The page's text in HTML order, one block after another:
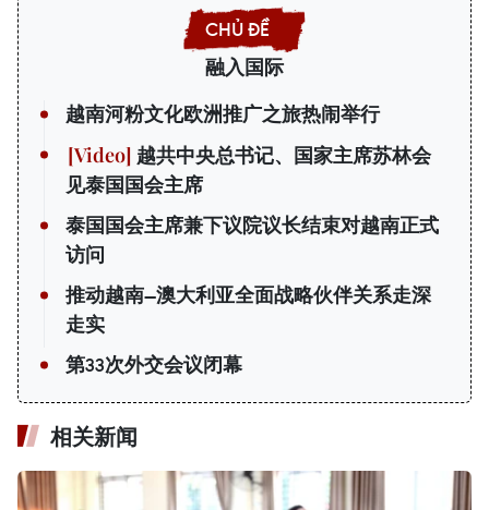
融入国际
越南河粉文化欧洲推广之旅热闹举行
越共中央总书记、国家主席苏林会
见泰国国会主席
泰国国会主席兼下议院议长结束对越南正式
访问
推动越南—澳大利亚全面战略伙伴关系走深
走实
第33次外交会议闭幕
相关新闻